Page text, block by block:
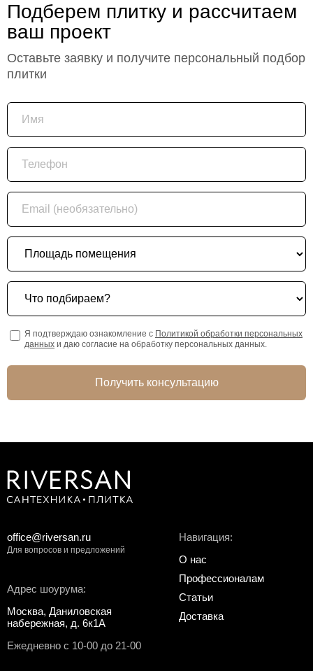
Подберем плитку и рассчитаем
ваш проект
Оставьте заявку и получите персональный подбор
плитки
Имя
Телефон
Email (необязательно)
Площадь помещения
Что подбираем?
Я подтверждаю ознакомление с Политикой обработки персональных
данных и даю согласие на обработку персональных данных.
Получить консультацию
Адрес шоурума:
Москва, Даниловская
набережная, д. 6к1А
Ежедневно с 10-00 до 21-00
Навигация:
О нас
Профессионалам
Статьи
Доставка
office@riversan.ru
Для вопросов и предложений